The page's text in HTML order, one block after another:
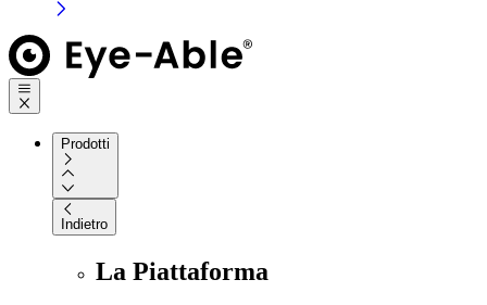
Prodotti
Indietro
La Piattaforma